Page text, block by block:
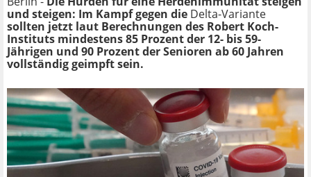
und steigen: Im Kampf gegen die Delta-Variante
sollten jetzt laut Berechnungen des Robert Koch-
Instituts mindestens 85 Prozent der 12- bis 59-
Jährigen und 90 Prozent der Senioren ab 60 Jahren
vollständig geimpft sein.